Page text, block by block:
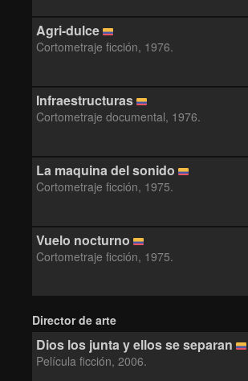
Agri-dulce
Cortometraje ficción, 1976.
Infraestructuras
Cortometraje documental, 1976.
La maquina del sonido
Cortometraje ficción, 1975.
Vuelo nocturno
Cortometraje ficción, 1975.
Director de arte
Dios los junta y ellos se separan
Película ficción, 2006.